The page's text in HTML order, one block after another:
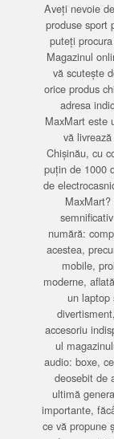
Aveți nevoie
produse sport
puteți
Magazinul
vă scutește
orice produs
adresa
MaxMart este
vă
Chișinău, cu
puțin de 1000
de
numără:
acestea,
mobile,
moderne,
un laptop
accesoriu
ul
audio: boxe,
deosebit de
ultimă
importante,
ce vă propune